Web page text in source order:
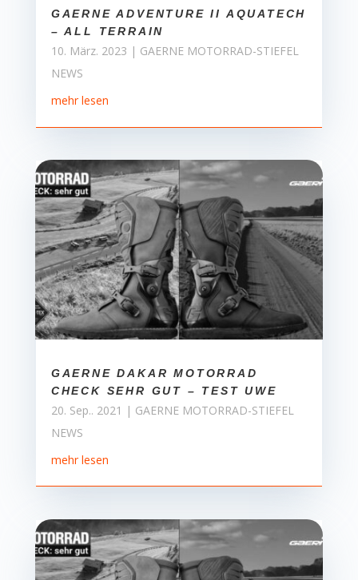
GAERNE ADVENTURE II AQUATECH
– ALL TERRAIN
10. März. 2023 | GAERNE MOTORRAD-STIEFEL
NEWS
mehr lesen
GAERNE DAKAR MOTORRAD
CHECK SEHR GUT – TEST UWE
20. Sep.. 2021 | GAERNE MOTORRAD-STIEFEL
NEWS
mehr lesen